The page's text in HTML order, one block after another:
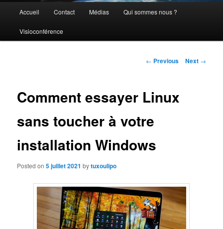
Accueil Contact Médias Qui sommes nous ?
Visioconférence
Post
← Previous Next →
Comment essayer Linux
sans toucher à votre
installation Windows
Posted on5 juillet 2021 bytuxoulipo